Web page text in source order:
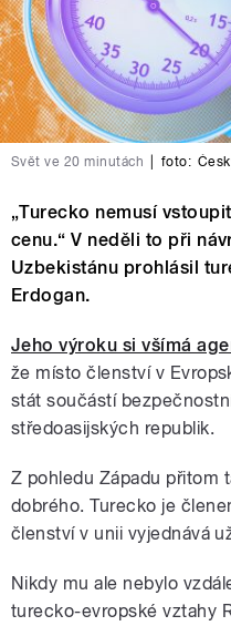
Svět ve 20 minutách foto:
„Turecko nemusí
cenu.“ V neděli to při
Uzbekistánu prohlásil
Erdogan.
Jeho výroku si všímá
že místo členství v
stát součástí
středoasijských republik.
Z pohledu Západu přitom
dobrého. Turecko je
členství v unii vyjednává
Nikdy mu ale nebylo
turecko-evropské vztahy